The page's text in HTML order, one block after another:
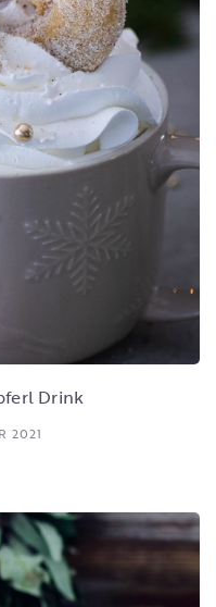
Drink
2021